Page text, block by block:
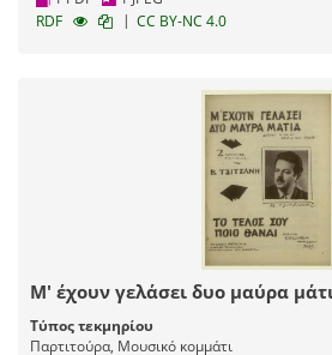
RDF
| CC BY-NC 4.0
Μ' έχουν γελάσει δυο μαύρα
Τύπος τεκμηρίου
Παρτιτούρα, Μουσικό κομμάτι